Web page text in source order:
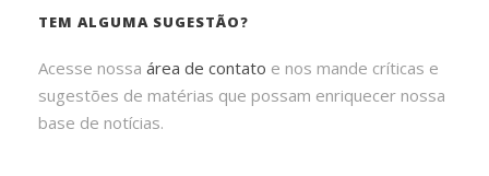
TEM ALGUMA SUGESTÃO?
Acesse nossa área de contato e nos mande críticas e
sugestões de matérias que possam enriquecer nossa
base de notícias.